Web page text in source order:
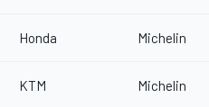
Honda Michelin
KTM Michelin